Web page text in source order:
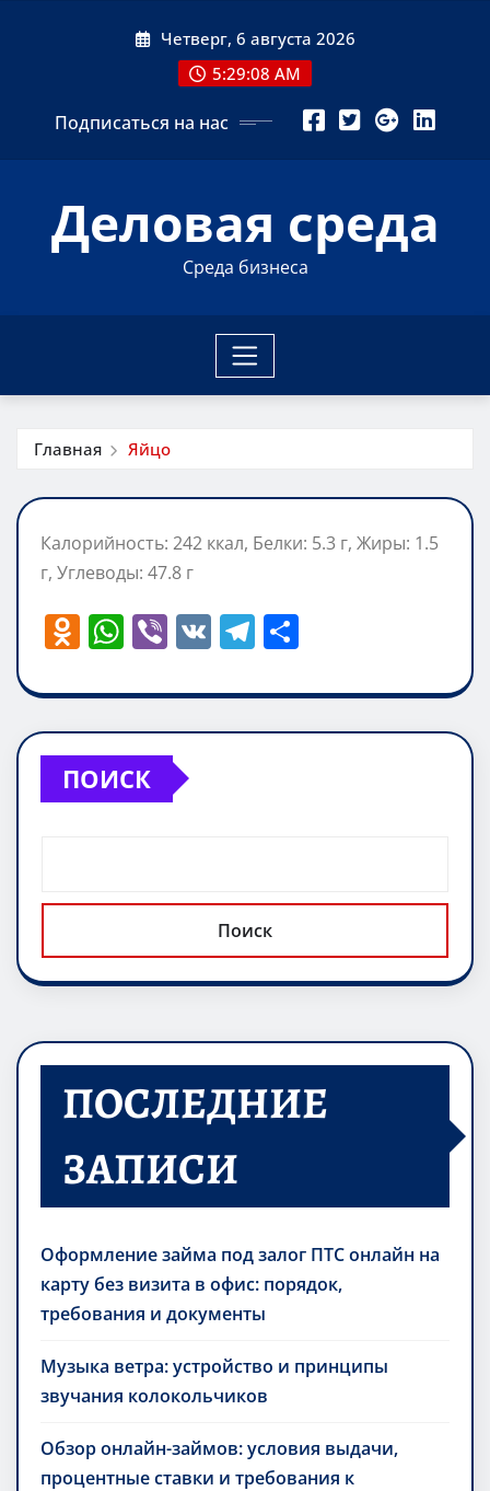
Четверг, 6 августа 2026
5:29:08 AM
Подписаться на нас
Деловая среда
Среда бизнеса
Главная Яйцо
Калорийность: 242 ккал, Белки: 5.3 г, Жиры: 1.5
г, Углеводы: 47.8 г
O
n
o
kl
a
ki
W
at
s
A
p
Vi
er
V T
e
gr
п
р
ь
ПОИСК
Поиск
ПОСЛЕДНИЕ
ЗАПИСИ
Оформление займа под залог ПТС онлайн на
карту без визита в офис: порядок,
требования и документы
Музыка ветра: устройство и принципы
звучания колокольчиков
Обзор онлайн-займов: условия выдачи,
процентные ставки и требования к